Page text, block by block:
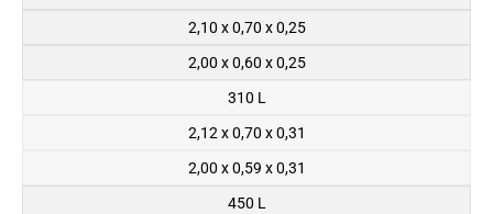
2,10 x 0,70 x 0,25
2,00 x 0,60 x 0,25
310 L
2,12 x 0,70 x 0,31
2,00 x 0,59 x 0,31
450 L